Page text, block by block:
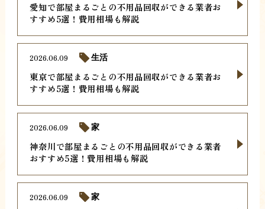
愛知で部屋まるごとの不用品回収ができる業者お
すすめ5選！費用相場も解説
東京で部屋まるごとの不用品回収ができる業者お
すすめ5選！費用相場も解説
2026.06.09 生活
神奈川で部屋まるごとの不用品回収ができる業者
おすすめ5選！費用相場も解説
2026.06.09 家
2026.06.09 家